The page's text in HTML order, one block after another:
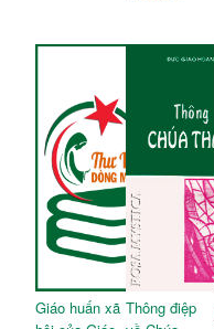
Giáo huấn xã Thông điệp